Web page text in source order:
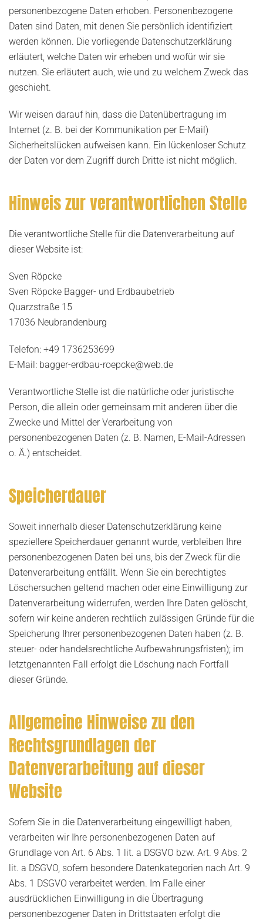
personenbezogene Daten erhoben. Personenbezogene
Daten sind Daten, mit denen Sie persönlich identifiziert
werden können. Die vorliegende Datenschutzerklärung
erläutert, welche Daten wir erheben und wofür wir sie
nutzen. Sie erläutert auch, wie und zu welchem Zweck das
geschieht.
Wir weisen darauf hin, dass die Datenübertragung im
Internet (z. B. bei der Kommunikation per E-Mail)
Sicherheitslücken aufweisen kann. Ein lückenloser Schutz
der Daten vor dem Zugriff durch Dritte ist nicht möglich.
Hinweis zur verantwortlichen Stelle
Die verantwortliche Stelle für die Datenverarbeitung auf
dieser Website ist:
Sven Röpcke
Sven Röpcke Bagger- und Erdbaubetrieb
Quarzstraße 15
17036 Neubrandenburg
Telefon: +49 1736253699
E-Mail: bagger-erdbau-roepcke@web.de
Verantwortliche Stelle ist die natürliche oder juristische
Person, die allein oder gemeinsam mit anderen über die
Zwecke und Mittel der Verarbeitung von
personenbezogenen Daten (z. B. Namen, E-Mail-Adressen
o. Ä.) entscheidet.
Speicherdauer
Soweit innerhalb dieser Datenschutzerklärung keine
speziellere Speicherdauer genannt wurde, verbleiben Ihre
personenbezogenen Daten bei uns, bis der Zweck für die
Datenverarbeitung entfällt. Wenn Sie ein berechtigtes
Löschersuchen geltend machen oder eine Einwilligung zur
Datenverarbeitung widerrufen, werden Ihre Daten gelöscht,
sofern wir keine anderen rechtlich zulässigen Gründe für die
Speicherung Ihrer personenbezogenen Daten haben (z. B.
steuer- oder handelsrechtliche Aufbewahrungsfristen); im
letztgenannten Fall erfolgt die Löschung nach Fortfall
dieser Gründe.
Allgemeine Hinweise zu den
Rechtsgrundlagen der
Datenverarbeitung auf dieser
Website
Sofern Sie in die Datenverarbeitung eingewilligt haben,
verarbeiten wir Ihre personenbezogenen Daten auf
Grundlage von Art. 6 Abs. 1 lit. a DSGVO bzw. Art. 9 Abs. 2
lit. a DSGVO, sofern besondere Datenkategorien nach Art. 9
Abs. 1 DSGVO verarbeitet werden. Im Falle einer
ausdrücklichen Einwilligung in die Übertragung
personenbezogener Daten in Drittstaaten erfolgt die